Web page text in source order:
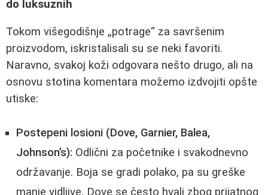
do luksuznih
Tokom višegodišnje „potrage“ za savršenim
proizvodom, iskristalisali su se neki favoriti.
Naravno, svakoj koži odgovara nešto drugo, ali na
osnovu stotina komentara možemo izdvojiti opšte
utiske:
Postepeni losioni (Dove, Garnier, Balea,
Johnson’s): Odlični za početnike i svakodnevno
održavanje. Boja se gradi polako, pa su greške
manje vidljive. Dove se često hvali zbog prijatnog